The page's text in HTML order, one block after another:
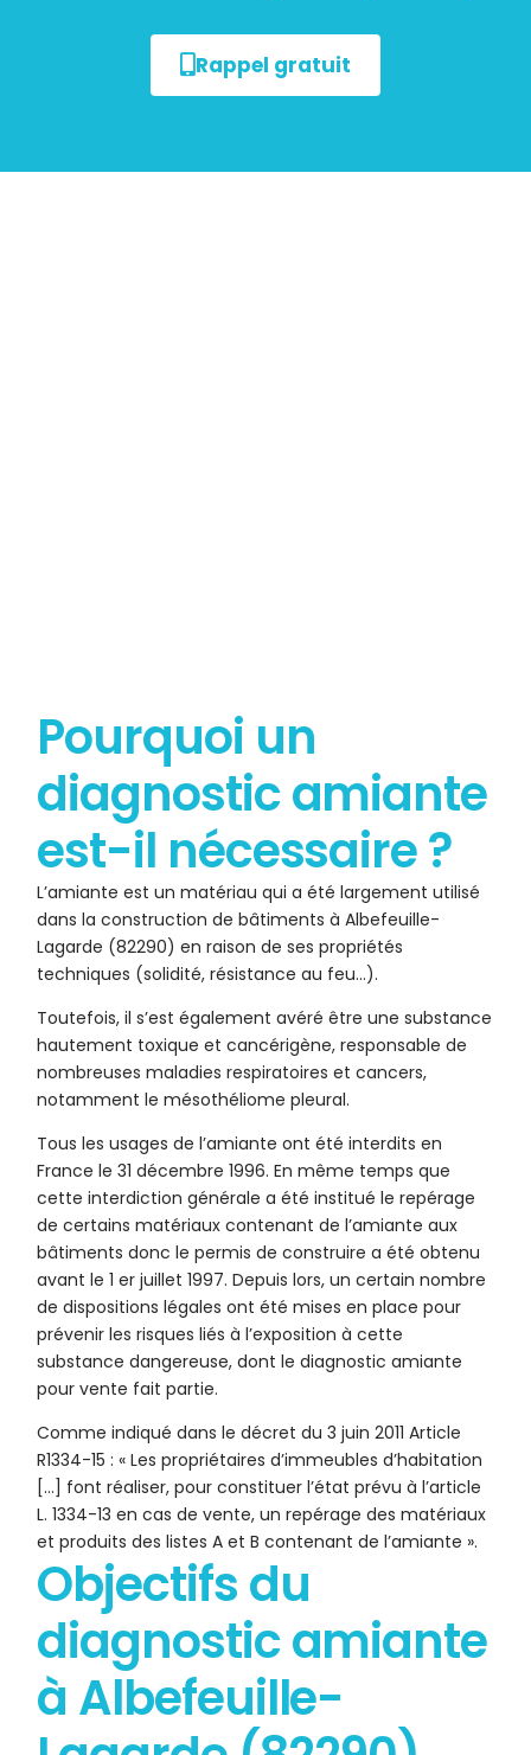
Rappel gratuit
Pourquoi un
diagnostic amiante
est-il nécessaire ?
L’amiante est un matériau qui a été largement utilisé
dans la construction de bâtiments à Albefeuille-
Lagarde (82290) en raison de ses propriétés
techniques (solidité, résistance au feu…).
Toutefois, il s’est également avéré être une substance
hautement toxique et cancérigène, responsable de
nombreuses maladies respiratoires et cancers,
notamment le mésothéliome pleural.
Tous les usages de l’amiante ont été interdits en
France le 31 décembre 1996. En même temps que
cette interdiction générale a été institué le repérage
de certains matériaux contenant de l’amiante aux
bâtiments donc le permis de construire a été obtenu
avant le 1 er juillet 1997. Depuis lors, un certain nombre
de dispositions légales ont été mises en place pour
prévenir les risques liés à l’exposition à cette
substance dangereuse, dont le diagnostic amiante
pour vente fait partie.
Comme indiqué dans le décret du 3 juin 2011 Article
R1334-15 : « Les propriétaires d’immeubles d’habitation
[…] font réaliser, pour constituer l’état prévu à l’article
L. 1334-13 en cas de vente, un repérage des matériaux
et produits des listes A et B contenant de l’amiante ».
Objectifs du
diagnostic amiante
à Albefeuille-